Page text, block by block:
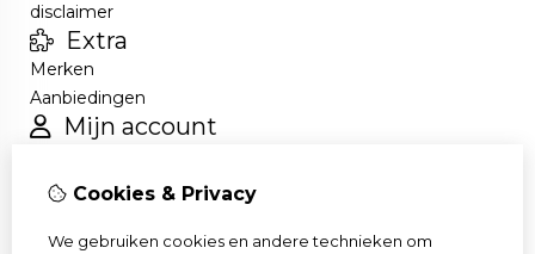
disclaimer
Extra
Merken
Aanbiedingen
Mijn account
Bestelhistorie
Nieuwsbrief
Cookies & Privacy
We gebruiken cookies en andere technieken om